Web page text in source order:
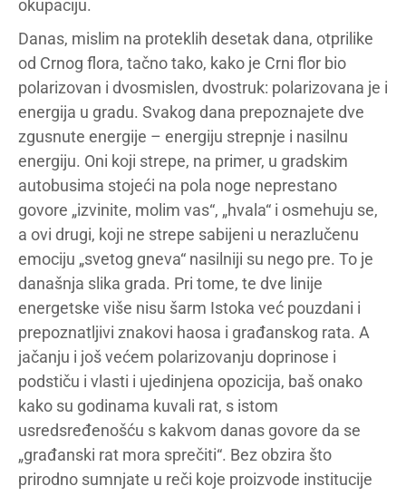
okupaciju.
Danas, mislim na proteklih desetak dana, otprilike
od Crnog flora, tačno tako, kako je Crni flor bio
polarizovan i dvosmislen, dvostruk: polarizovana je i
energija u gradu. Svakog dana prepoznajete dve
zgusnute energije – energiju strepnje i nasilnu
energiju. Oni koji strepe, na primer, u gradskim
autobusima stojeći na pola noge neprestano
govore „izvinite, molim vas“, „hvala“ i osmehuju se,
a ovi drugi, koji ne strepe sabijeni u nerazlučenu
emociju „svetog gneva“ nasilniji su nego pre. To je
današnja slika grada. Pri tome, te dve linije
energetske više nisu šarm Istoka već pouzdani i
prepoznatljivi znakovi haosa i građanskog rata. A
jačanju i još većem polarizovanju doprinose i
podstiču i vlasti i ujedinjena opozicija, baš onako
kako su godinama kuvali rat, s istom
usredsređenošću s kakvom danas govore da se
„građanski rat mora sprečiti“. Bez obzira što
prirodno sumnjate u reči koje proizvode institucije